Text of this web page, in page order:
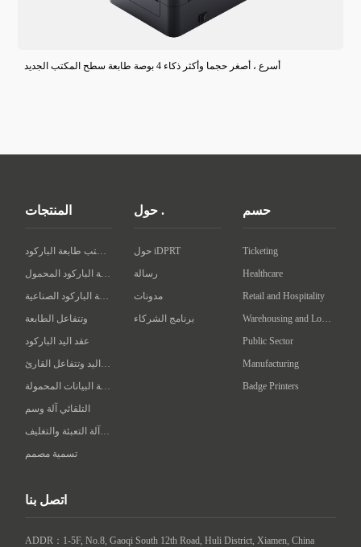
أسرع ، أصغر حجما وأكثر ذكاء 4 بوصة طابعة سطح المكتب الجديد
المنتجات
سطح المكتب طابعة الباركود
طابعة الباركود المحمول
طابعة الباركود الصناعية
وتتفاعل الطابعة
عقد اليد الباركود
عقد اليد وتتفاعل القارئ
محطة البيانات المحمولة
التلقائي آلة وسم
ذكي آلة التعبئة والتغليف
تسمية مصمم
حول .
حول iDPRT
رسالة
مدونات
برنامج الشركاء
حسم
Ticketing
Healthcare
Retail and Hospitality
Warehousing and Logistics
Public Sector
Manufacturing
Badge Printers
اتصل بنا
ADDR：1-5F, No.8, Gaoqi South 12th Road, Huli District, Xiamen, China